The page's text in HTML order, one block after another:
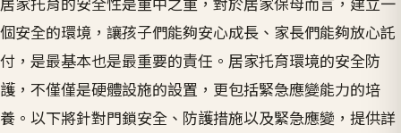
個安全的環境，讓孩子們能夠安心成長、家長們能夠放心託
付，是最基本也是最重要的責任。居家托育環境的安全防
護，不僅僅是硬體設施的設置，更包括緊急應變能力的培
養。以下將針對門鎖安全、防護措施以及緊急應變，提供詳